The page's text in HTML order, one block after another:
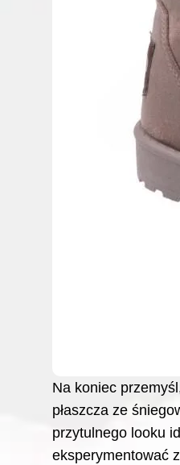
Na koniec
płaszcza ze
przytulnego looku
eksperymentować